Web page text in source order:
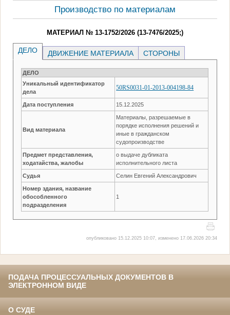
Производство по материалам
МАТЕРИАЛ № 13-1752/2026 (13-7476/2025;)
ДЕЛО ДВИЖЕНИЕ МАТЕРИАЛА СТОРОНЫ
ДЕЛО
Уникальный идентификатор
дела
50RS0031-01-2013-004198-84
Дата поступления 15.12.2025
Вид материала
Материалы, разрешаемые в
порядке исполнения решений и
иные в гражданском
судопроизводстве
Предмет представления,
ходатайства, жалобы
о выдаче дубликата
исполнительного листа
Судья Селин Евгений Александрович
Номер здания, название
обособленного
подразделения
1
опубликовано 15.12.2025 10:07, изменено 17.06.2026 20:34
ПОДАЧА ПРОЦЕССУАЛЬНЫХ ДОКУМЕНТОВ В
ЭЛЕКТРОННОМ ВИДЕ
О СУДЕ